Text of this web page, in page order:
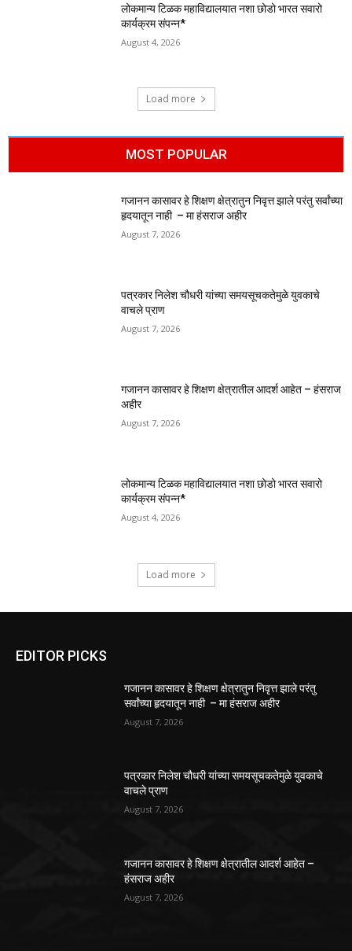
लोकमान्य टिळक महाविद्यालयात नशा छोडो भारत सवारो
कार्यक्रम संपन्न*
August 4, 2026
Load more
MOST POPULAR
गजानन कासावर हे शिक्षण क्षेत्रातुन निवृत्त झाले परंतु सर्वांच्या
हृदयातून नाही – मा हंसराज अहीर
August 7, 2026
पत्रकार निलेश चौधरी यांच्या समयसूचकतेमुळे युवकाचे
वाचले प्राण
August 7, 2026
गजानन कासावर हे शिक्षण क्षेत्रातील आदर्श आहेत – हंसराज
अहीर
August 7, 2026
लोकमान्य टिळक महाविद्यालयात नशा छोडो भारत सवारो
कार्यक्रम संपन्न*
August 4, 2026
Load more
EDITOR PICKS
गजानन कासावर हे शिक्षण क्षेत्रातुन निवृत्त झाले परंतु
सर्वांच्या हृदयातून नाही – मा हंसराज अहीर
August 7, 2026
पत्रकार निलेश चौधरी यांच्या समयसूचकतेमुळे युवकाचे
वाचले प्राण
August 7, 2026
गजानन कासावर हे शिक्षण क्षेत्रातील आदर्श आहेत –
हंसराज अहीर
August 7, 2026